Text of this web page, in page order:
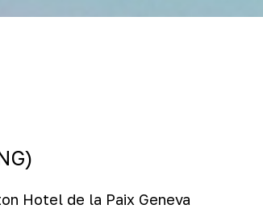
Hotel de la Paix Geneva